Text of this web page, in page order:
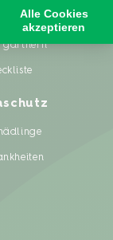
gärtnern